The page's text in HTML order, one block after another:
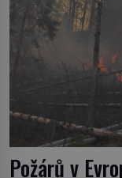
Požárů v